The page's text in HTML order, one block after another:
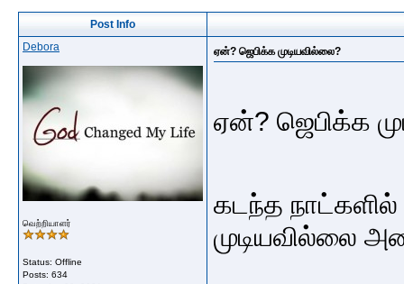
Post Info
Debora
வெற்றியாளர்
Status: Offline
Posts: 634
ஏன்? ஜெபிக்க முடியவில்லை?
ஏன்? ஜெபிக்க
கடந்த
முடியவில்லை